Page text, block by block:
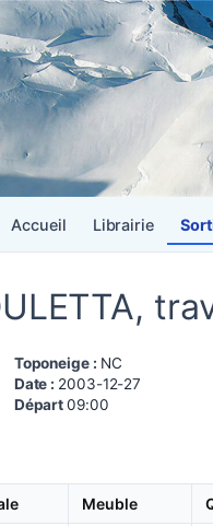
Accueil Librairie
Toponeige : NC
Date : 2003-12-27
Départ09:00
Meuble